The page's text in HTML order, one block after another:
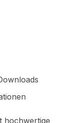
hochwertige